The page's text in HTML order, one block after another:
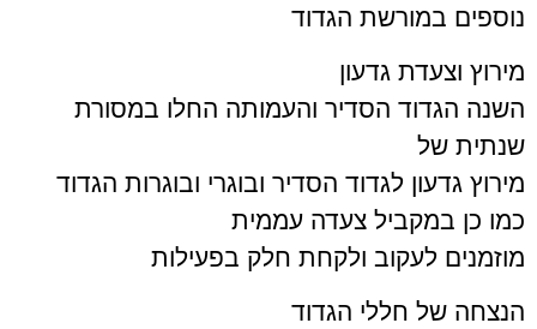
נוספים במורשת הגדוד
מירוץ וצעדת גדעון
השנה הגדוד הסדיר והעמותה החלו במסורת
שנתית של
מירוץ גדעון לגדוד הסדיר ובוגרי ובוגרות הגדוד
כמו כן במקביל צעדה עממית
מוזמנים לעקוב ולקחת חלק בפעילות
הנצחה של חללי הגדוד